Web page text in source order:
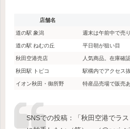
店舗名
道の駅 象潟 週末は午前中で売
道の駅 ねむの丘 平日朝が狙い目
秋田空港売店 人気商品。在庫確
秋田駅 トピコ 駅構内でアクセス
イオン秋田・御所野 特産品売場で販売
SNSでの投稿：「秋田空港でラ